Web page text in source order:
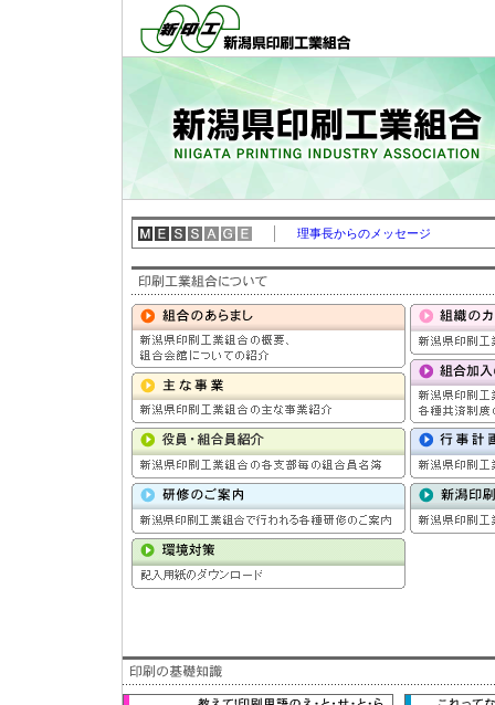
理事長からのメッセージ